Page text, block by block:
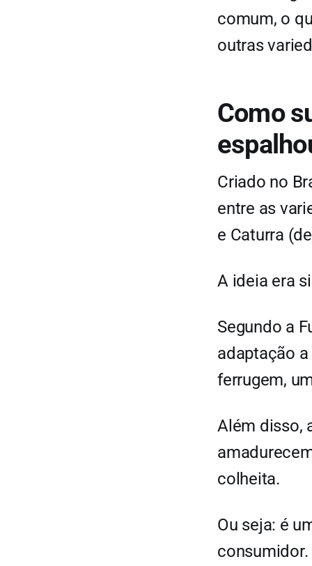
comum, o
outras
Como
Criado no
entre as
e Caturra
A ideia era
Segundo a
adaptação
ferrugem,
Além disso,
colheita.
Ou seja: é
consumidor.